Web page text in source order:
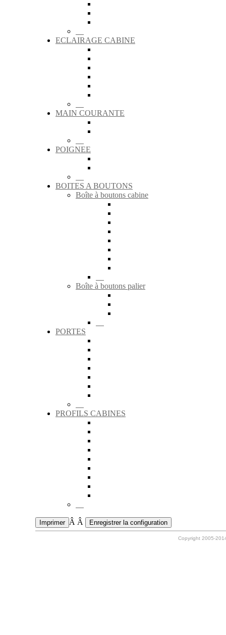
ECLAIRAGE CABINE
MAIN COURANTE
POIGNEE
BOITES A BOUTONS
Boîte à boutons cabine
Boîte à boutons palier
PORTES
PROFILS CABINES
Â Â
Copyright 2005-